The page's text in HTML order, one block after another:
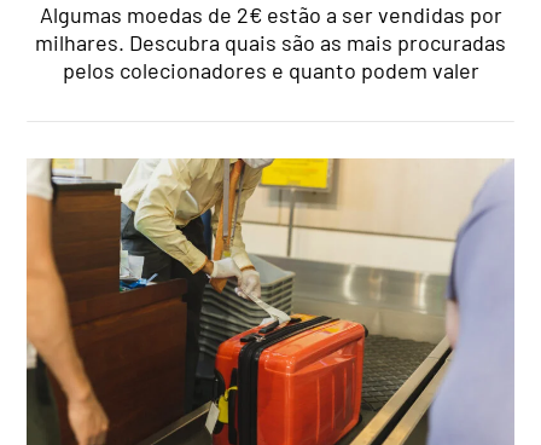
Algumas moedas de 2€ estão a ser vendidas por
milhares. Descubra quais são as mais procuradas
pelos colecionadores e quanto podem valer